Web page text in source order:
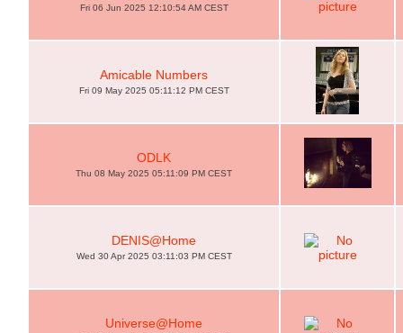
Fri 06 Jun 2025 12:10:54 AM CEST
Amicable Numbers
Fri 09 May 2025 05:11:12 PM CEST
ODLK
Thu 08 May 2025 05:11:09 PM CEST
DENIS@Home
Wed 30 Apr 2025 03:11:03 PM CEST
Universe@Home